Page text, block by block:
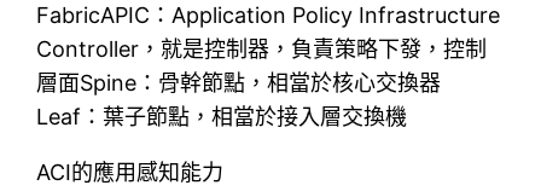
FabricAPIC：Application Policy Infrastructure
Controller，就是控制器，負責策略下發，控制
層面Spine：骨幹節點，相當於核心交換器
Leaf：葉子節點，相當於接入層交換機
ACI的應用感知能力